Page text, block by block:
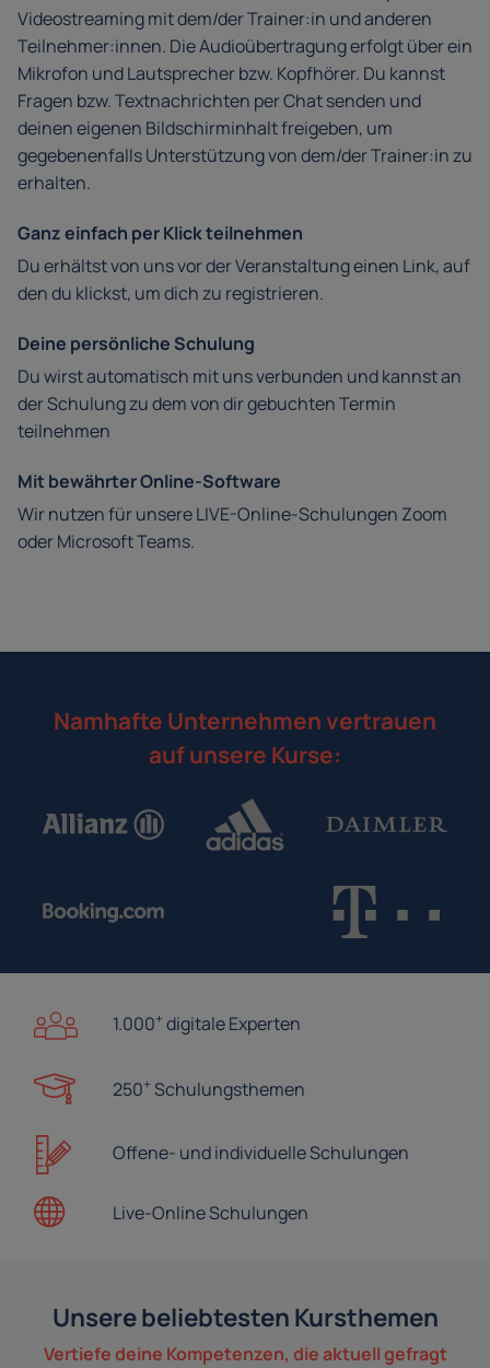
Videostreaming mit dem/der Trainer:in und anderen
Teilnehmer:innen. Die Audioübertragung erfolgt über ein
Mikrofon und Lautsprecher bzw. Kopfhörer. Du kannst
Fragen bzw. Textnachrichten per Chat senden und
deinen eigenen Bildschirminhalt freigeben, um
gegebenenfalls Unterstützung von dem/der Trainer:in zu
erhalten.
Ganz einfach per Klick teilnehmen
Du erhältst von uns vor der Veranstaltung einen Link, auf
den du klickst, um dich zu registrieren.
Deine persönliche Schulung
Du wirst automatisch mit uns verbunden und kannst an
der Schulung zu dem von dir gebuchten Termin
teilnehmen
Mit bewährter Online-Software
Wir nutzen für unsere LIVE-Online-Schulungen Zoom
oder Microsoft Teams.
Namhafte Unternehmen vertrauen
auf unsere Kurse:
1.000+ digitale Experten
250+ Schulungsthemen
Offene- undindividuelle Schulungen
Live-OnlineSchulungen
Unsere beliebtesten Kursthemen
Vertiefe deine Kompetenzen, die aktuell gefragt